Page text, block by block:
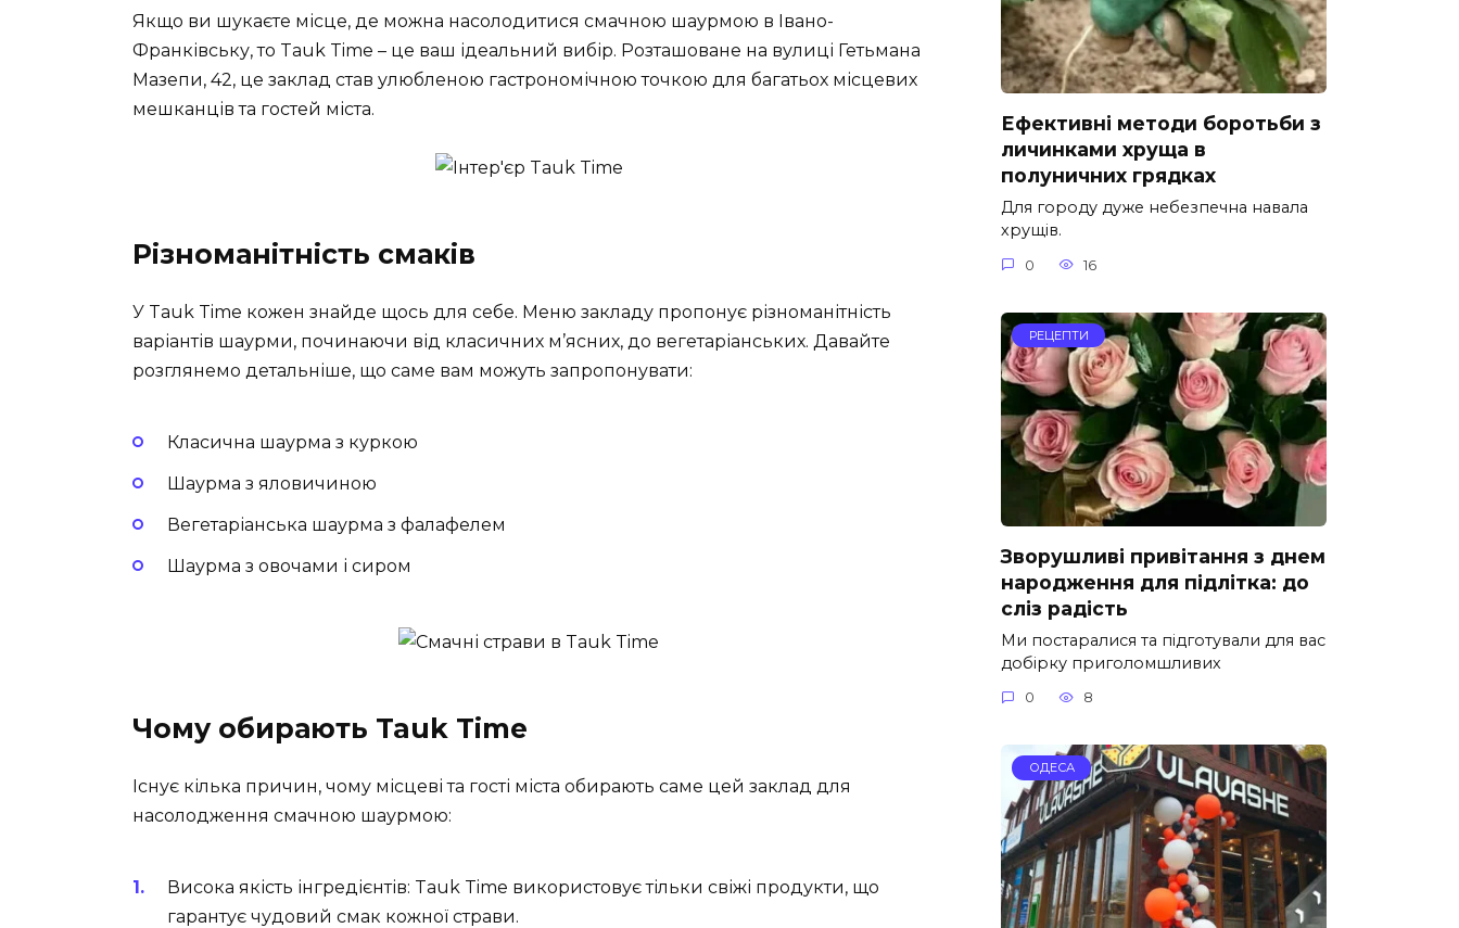
Якщо ви шукаєте місце, де можна насолодитися смачною шаурмою в Івано-
Франківську, то Tauk Time – це ваш ідеальний вибір. Розташоване на вулиці Гетьмана
Мазепи, 42, це заклад став улюбленою гастрономічною точкою для багатьох місцевих
мешканців та гостей міста.
Різноманітність смаків
У Tauk Time кожен знайде щось для себе. Меню закладу пропонує різноманітність
варіантів шаурми, починаючи від класичних м’ясних, до вегетаріанських. Давайте
розглянемо детальніше, що саме вам можуть запропонувати:
Класична шаурма з куркою
Шаурма з яловичиною
Вегетаріанська шаурма з фалафелем
Шаурма з овочами і сиром
Чому обирають Tauk Time
Існує кілька причин, чому місцеві та гості міста обирають саме цей заклад для
насолодження смачною шаурмою:
Висока якість інгредієнтів: Tauk Time використовує тільки свіжі продукти, що
гарантує чудовий смак кожної страви.
Ефективні методи боротьби з
личинками хруща в
полуничних грядках
Для городу дуже небезпечна навала
хрущів.
0 16
РЕЦЕПТИ
Зворушливі привітання з днем
народження для підлітка: до
сліз радість
Ми постаралися та підготували для вас
добірку приголомшливих
0 8
ОДЕСА